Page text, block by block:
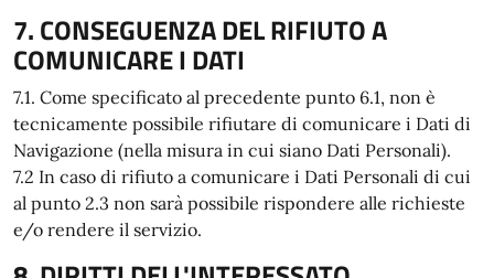
7. CONSEGUENZA DEL RIFIUTO A
COMUNICARE I DATI
7.1. Come specificato al precedente punto 6.1, non è
tecnicamente possibile rifiutare di comunicare i Dati di
Navigazione (nella misura in cui siano Dati Personali).
7.2 In caso di rifiuto a comunicare i Dati Personali di cui
al punto 2.3 non sarà possibile rispondere alle richieste
e/o rendere il servizio.